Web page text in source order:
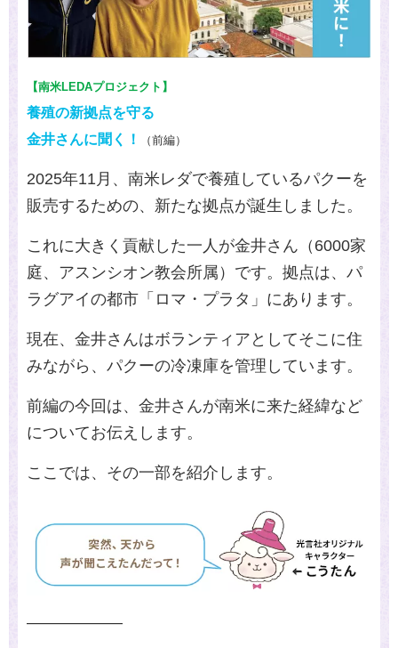
【南米LEDAプロジェクト】
養殖の新拠点を守る
金井さんに聞く！
（前編）
2025年11月、南米レダで養殖しているパクーを
販売するための、新たな拠点が誕生しました。
これに大きく貢献した一人が金井さん（ 6000家
庭、アスンシオン教会所属）です。拠点は、パ
ラグアイの都市「ロマ・プラタ」にあります。
現在、金井さんはボランティアとしてそこに住
みながら、パクーの冷凍庫を管理しています。
前編の今回は、金井さんが南米に来た経緯など
についてお伝えします。
ここでは、その一部を紹介します。
――――――